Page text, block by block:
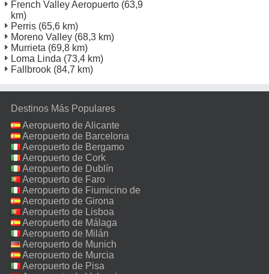
French Valley Aeropuerto (63,9
km)
Perris (65,6 km)
Moreno Valley (68,3 km)
Murrieta (69,8 km)
Loma Linda (73,4 km)
Fallbrook (84,7 km)
Destinos Más Populares
Aeropuerto de Alicante
Aeropuerto de Barcelona
Aeropuerto de Bergamo
Aeropuerto de Cork
Aeropuerto de Dublín
Aeropuerto de Faro
Aeropuerto de Fiumicino de
Roma
Aeropuerto de Girona
Aeropuerto de Lisboa
Aeropuerto de Málaga
Aeropuerto de Milán
Malpensa
Aeropuerto de Munich
Aeropuerto de Murcia
Aeropuerto de Pisa